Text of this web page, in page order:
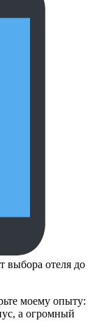
выбора отеля до
моему опыту:
а огромный